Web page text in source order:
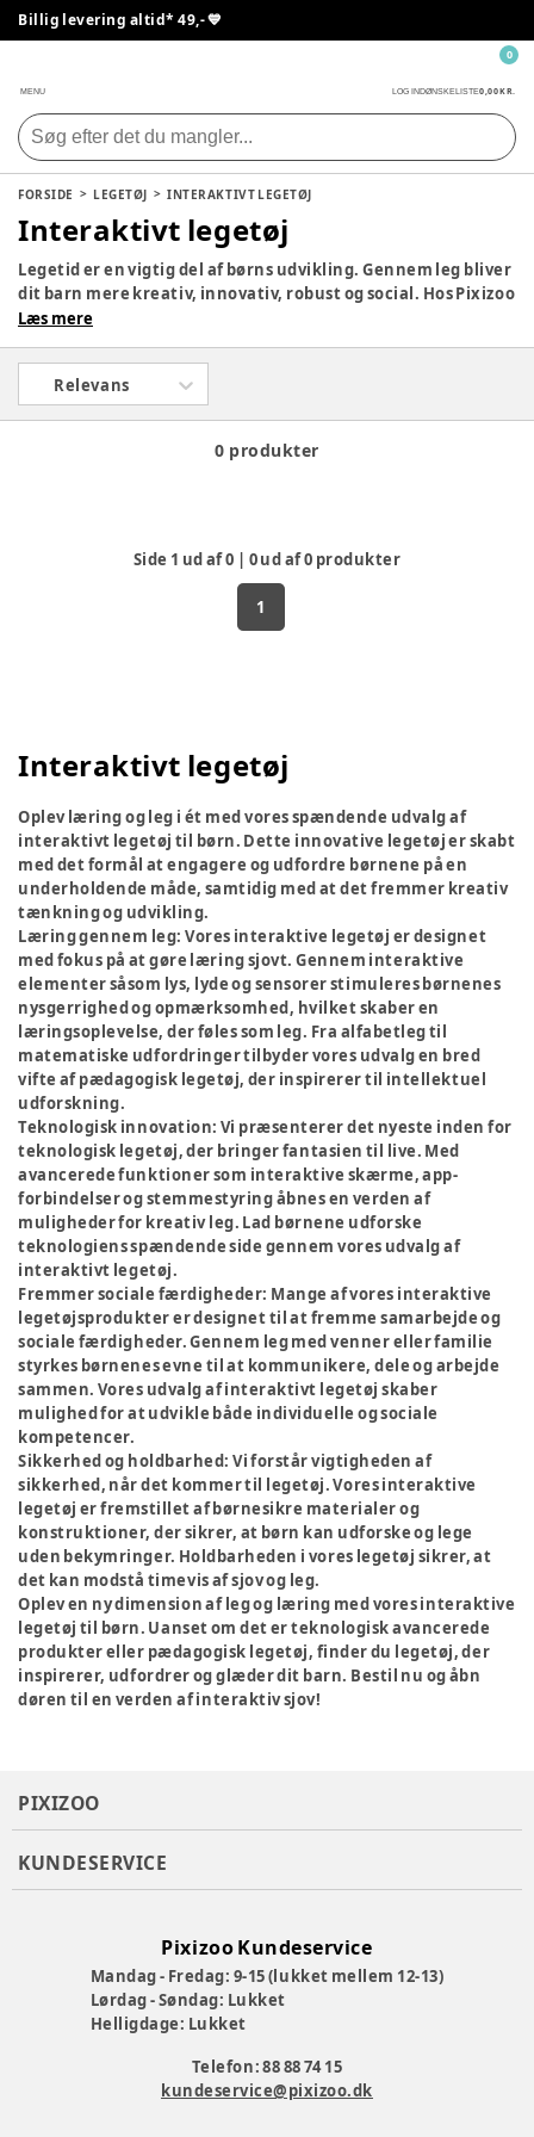
Billig levering altid* 49,- 💙
MENU LOG INDØNSKELISTE0,00 KR.
0
FORSIDE LEGETØJ INTERAKTIVT LEGETØJ
Interaktivt legetøj
Legetid er en vigtig del af børns udvikling. Gennem leg bliver
dit barn mere kreativ, innovativ, robust og social. Hos Pixizoo
har vi samlet det bedste legetøj til både babyer og børn.
barn her.
Læs mere
Relevans
0 produkter
Side 1 ud af0 | 0ud af0 produkter
1
Interaktivt legetøj
Oplev læring og leg i ét med vores spændende udvalg af
interaktivt legetøj til børn. Dette innovative legetøj er skabt
med det formål at engagere og udfordre børnene på en
underholdende måde, samtidig med at det fremmer kreativ
tænkning og udvikling.
Læring gennem leg: Vores interaktive legetøj er designet
med fokus på at gøre læring sjovt. Gennem interaktive
elementer såsom lys, lyde og sensorer stimuleres børnenes
nysgerrighed og opmærksomhed, hvilket skaber en
læringsoplevelse, der føles som leg. Fra alfabetleg til
matematiske udfordringer tilbyder vores udvalg en bred
vifte af pædagogisk legetøj, der inspirerer til intellektuel
udforskning.
Teknologisk innovation: Vi præsenterer det nyeste inden for
teknologisk legetøj, der bringer fantasien til live. Med
avancerede funktioner som interaktive skærme, app-
forbindelser og stemmestyring åbnes en verden af
muligheder for kreativ leg. Lad børnene udforske
teknologiens spændende side gennem vores udvalg af
interaktivt legetøj.
Fremmer sociale færdigheder: Mange af vores interaktive
legetøjsprodukter er designet til at fremme samarbejde og
sociale færdigheder. Gennem leg med venner eller familie
styrkes børnenes evne til at kommunikere, dele og arbejde
sammen. Vores udvalg af interaktivt legetøj skaber
mulighed for at udvikle både individuelle og sociale
kompetencer.
Sikkerhed og holdbarhed: Vi forstår vigtigheden af
sikkerhed, når det kommer til legetøj. Vores interaktive
legetøj er fremstillet af børnesikre materialer og
konstruktioner, der sikrer, at børn kan udforske og lege
uden bekymringer. Holdbarheden i vores legetøj sikrer, at
det kan modstå timevis af sjov og leg.
Oplev en ny dimension af leg og læring med vores interaktive
legetøj til børn. Uanset om det er teknologisk avancerede
produkter eller pædagogisk legetøj, finder du legetøj, der
inspirerer, udfordrer og glæder dit barn. Bestil nu og åbn
døren til en verden af interaktiv sjov!
PIXIZOO
KUNDESERVICE
Pixizoo Kundeservice
Mandag - Fredag: 9-15 (lukket mellem 12-13)
Lørdag - Søndag: Lukket
Helligdage: Lukket
Telefon: 88 88 74 15
kundeservice@pixizoo.dk